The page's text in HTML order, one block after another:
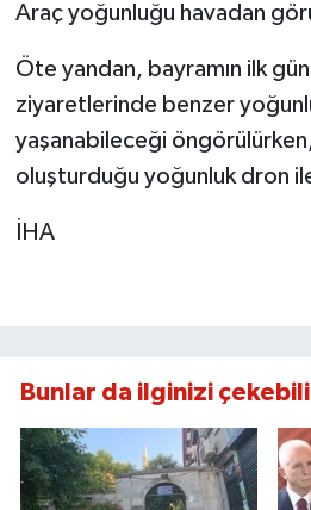
Araç yoğunluğu havadan
Öte yandan, bayramın ilk
ziyaretlerinde benzer
yaşanabileceği
oluşturduğu yoğunluk dron
İHA
Bunlar da ilginizi